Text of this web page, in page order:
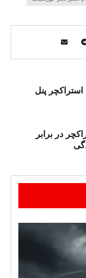
پنل
در برابر